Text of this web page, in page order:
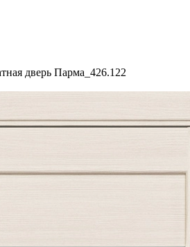
дверь Парма_426.122